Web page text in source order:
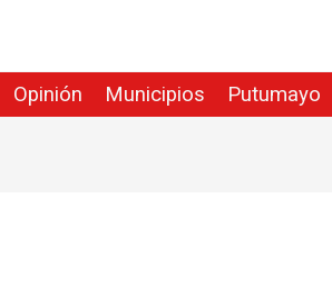
Opinión Municipios Putumayo